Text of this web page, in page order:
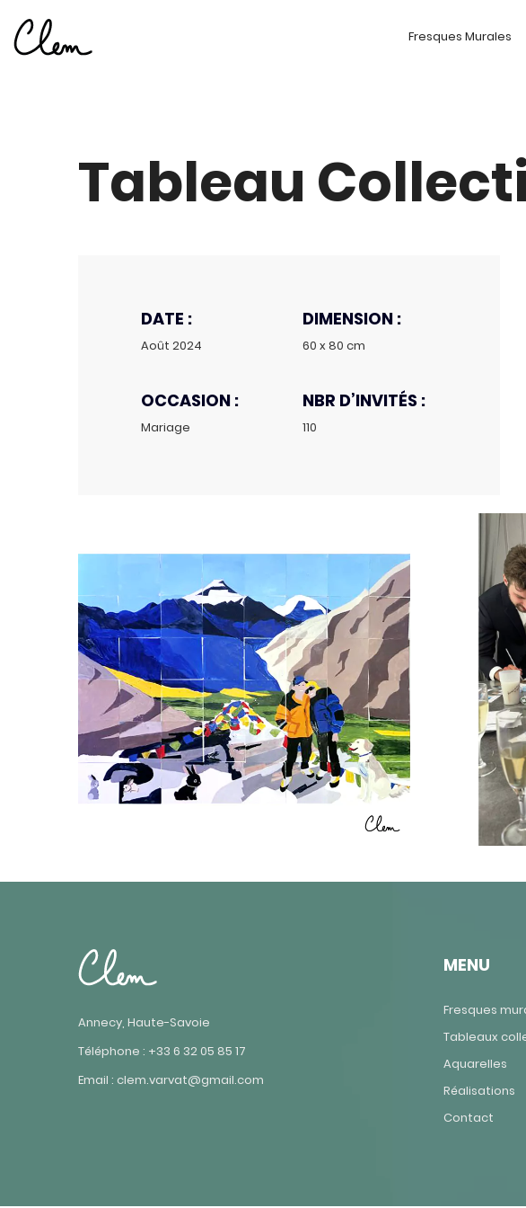
Fresques Murales
Tableau
DATE :
Août 2024
OCCASION :
Mariage
DIMENSION :
60 x 80 cm
NBR D’INVITÉS :
110
Annecy, Haute-Savoie
Téléphone : +33 6 32 05 85 17
Email : clem.varvat@gmail.com
MENU
Fresques
Tableaux
Aquarelles
Réalisations
Contact